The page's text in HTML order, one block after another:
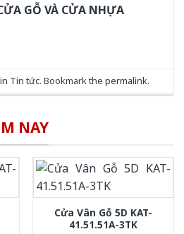
GỖ VÀ CỬA NHỰA
Tin tức. Bookmark the permalink.
NAY
Cửa Vân Gỗ 5D KAT-
41.51.51A-3TK